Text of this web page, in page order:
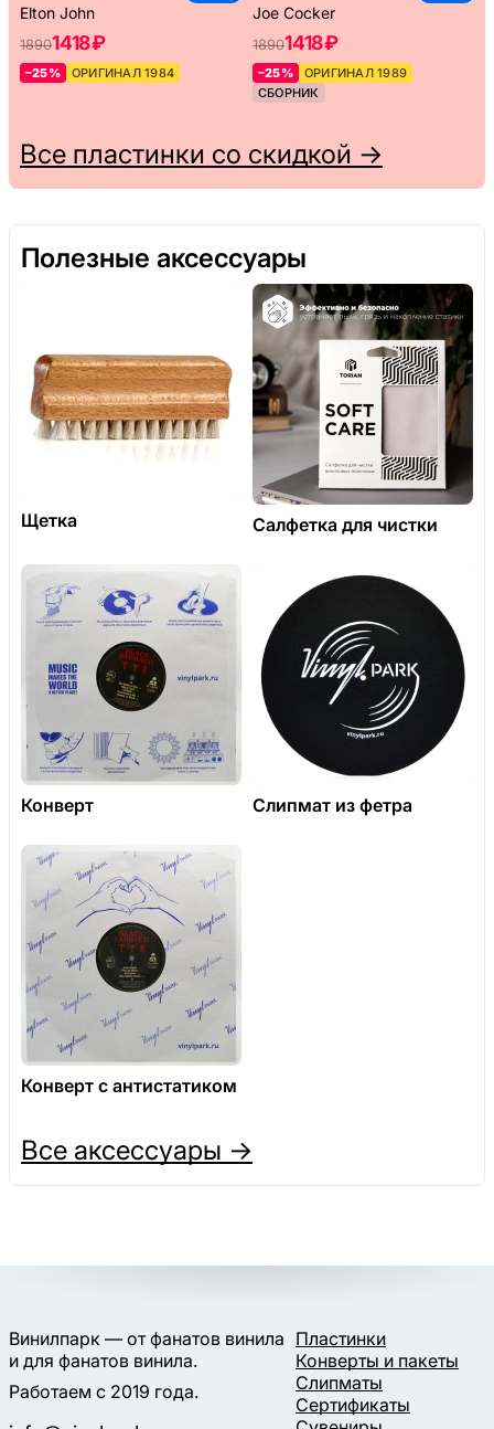
Elton John
18901418 ₽
–25% ОРИГИНАЛ 1984
Joe Cocker
18901418 ₽
–25%
ОРИГИНАЛ 1989
СБОРНИК
Все пластинки со скидкой →
Полезные аксессуары
Щетка Салфетка для чистки
Конверт Слипмат из фетра
Конверт с антистатиком
Все аксессуары →
Винилпарк — от фанатов винила
и для фанатов винила.
Работаем с 2019 года.
Пластинки
Конверты и пакеты
Слипматы
Сертификаты